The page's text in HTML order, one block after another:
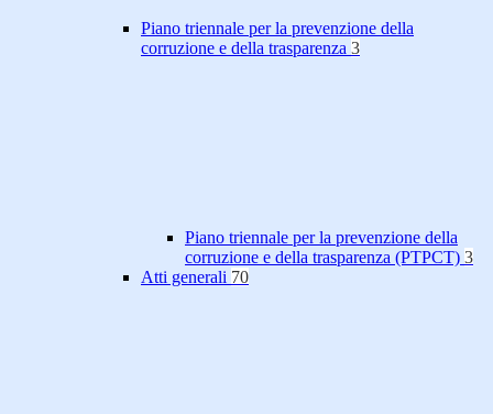
Piano triennale per la prevenzione della
corruzione e della trasparenza 3
Piano triennale per la prevenzione della
corruzione e della trasparenza (PTPCT) 3
Atti generali 70